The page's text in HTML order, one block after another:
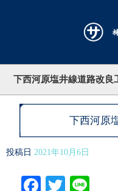
下西河原塩井線道路改良
下西河原
投稿日 2021年10月6日
Facebook
Twitter